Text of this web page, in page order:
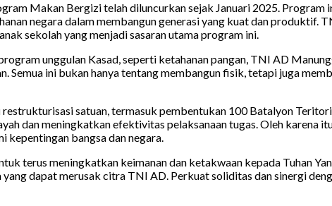
Makan Bergizi telah diluncurkan sejak Januari 2025.
negara dalam membangun generasi yang kuat dan produktif.
sekolah yang menjadi sasaran utama program ini.
unggulan Kasad, seperti ketahanan pangan, TNI AD
ini bukan hanya tentang membangun fisik, tetapi juga
satuan, termasuk pembentukan 100 Batalyon
dan meningkatkan efektivitas pelaksanaan tugas. Oleh karena
kepentingan bangsa dan negara.
terus meningkatkan keimanan dan ketakwaan kepada Tuhan
dapat merusak citra TNI AD. Perkuat soliditas dan sinergi